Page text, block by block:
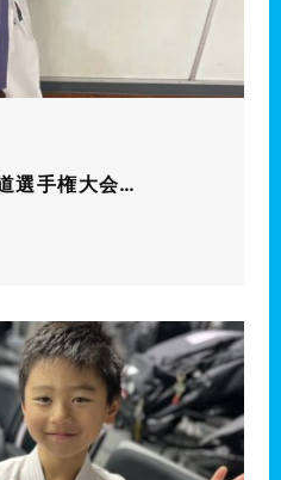
選手権大会…